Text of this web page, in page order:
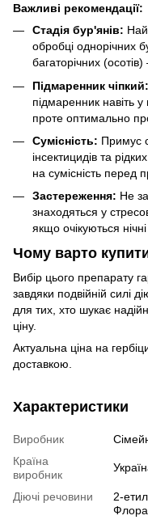
Важливі рекомендації:
Стадія бур'янів:
обробці однорічних
багаторічних
Підмаренник чіпкий:
підмаренник навіть
проте оптимально
Сумісність: Примус
інсектицидів та
на сумісність перед
Застереження: Не
знаходяться у
якщо очікуються
Чому варто
Вибір цього препарату
завдяки подвійній силі
для тих, хто шукає
ціну.
Актуальна ціна на
доставкою.
Характеристики
Виробник
Країна
виробник
Діючі речовини
2-